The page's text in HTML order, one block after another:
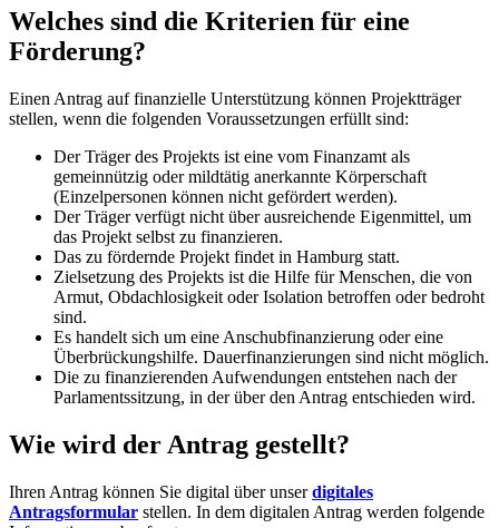
Welches sind die Kriterien für eine
Förderung?
Einen Antrag auf finanzielle Unterstützung können Projektträger
stellen, wenn die folgenden Voraussetzungen erfüllt sind:
Der Träger des Projekts ist eine vom Finanzamt als
gemeinnützig oder mildtätig anerkannte Körperschaft
(Einzelpersonen können nicht gefördert werden).
Der Träger verfügt nicht über ausreichende Eigenmittel, um
das Projekt selbst zu finanzieren.
Das zu fördernde Projekt findet in Hamburg statt.
Zielsetzung des Projekts ist die Hilfe für Menschen, die von
Armut, Obdachlosigkeit oder Isolation betroffen oder bedroht
sind.
Es handelt sich um eine Anschubfinanzierung oder eine
Überbrückungshilfe. Dauerfinanzierungen sind nicht möglich.
Die zu finanzierenden Aufwendungen entstehen nach der
Parlamentssitzung, in der über den Antrag entschieden wird.
Wie wird der Antrag gestellt?
Ihren Antrag können Sie digital über unserdigitales
Antragsformular stellen. In dem digitalen Antrag werden folgende